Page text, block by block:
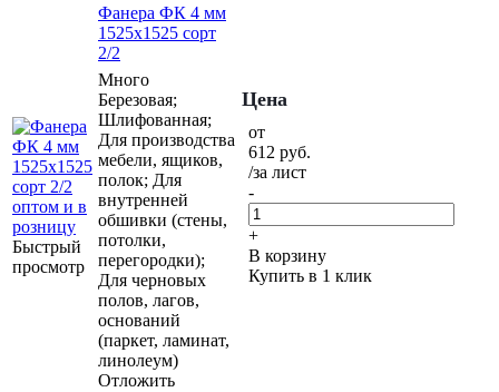
Быстрый
просмотр
Фанера ФК 4 мм
1525х1525 сорт
2/2
Много
Березовая;
Шлифованная;
Для производства
мебели, ящиков,
полок; Для
внутренней
обшивки (стены,
потолки,
перегородки);
Для черновых
полов, лагов,
оснований
(паркет, ламинат,
линолеум)
Отложить
Цена
от
612 руб.
/за лист
-
+
В корзину
Купить в 1 клик